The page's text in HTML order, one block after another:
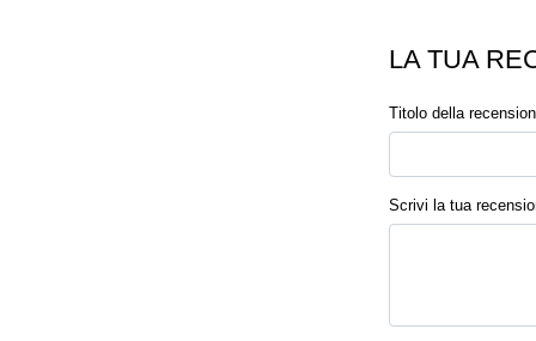
LA TUA
Titolo della
Scrivi la tua